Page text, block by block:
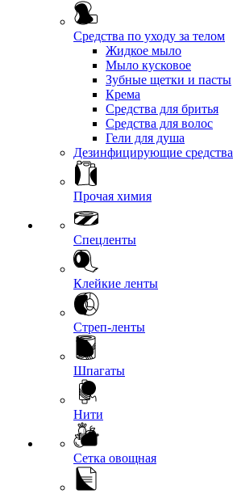
Средства по уходу за телом
Жидкое мыло
Мыло кусковое
Зубные щетки и пасты
Крема
Средства для бритья
Средства для волос
Гели для душа
Дезинфицирующие средства
Прочая химия
Спецленты
Клейкие ленты
Стреп-ленты
Шпагаты
Нити
Сетка овощная